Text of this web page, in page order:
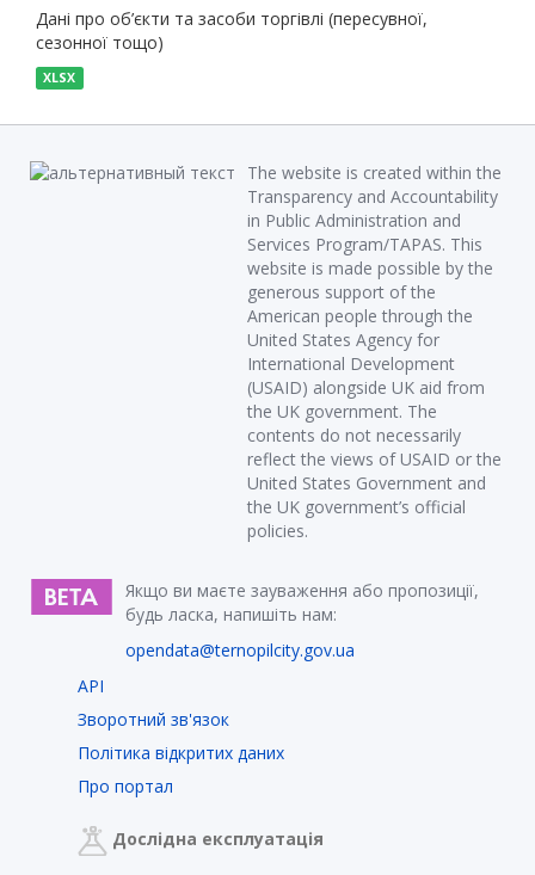
Дані про об’єкти та засоби торгівлі (пересувної,
сезонної тощо)
XLSX
The website is created within the
Transparency and Accountability
in Public Administration and
Services Program/TAPAS. This
website is made possible by the
generous support of the
American people through the
United States Agency for
International Development
(USAID) alongside UK aid from
the UK government. The
contents do not necessarily
reflect the views of USAID or the
United States Government and
the UK government’s official
policies.
Якщо ви маєте зауваження або пропозиції,
будь ласка, напишіть нам:
opendata@ternopilcity.gov.ua
API
Зворотний зв'язок
Політика відкритих даних
Про портал
Дослідна експлуатація